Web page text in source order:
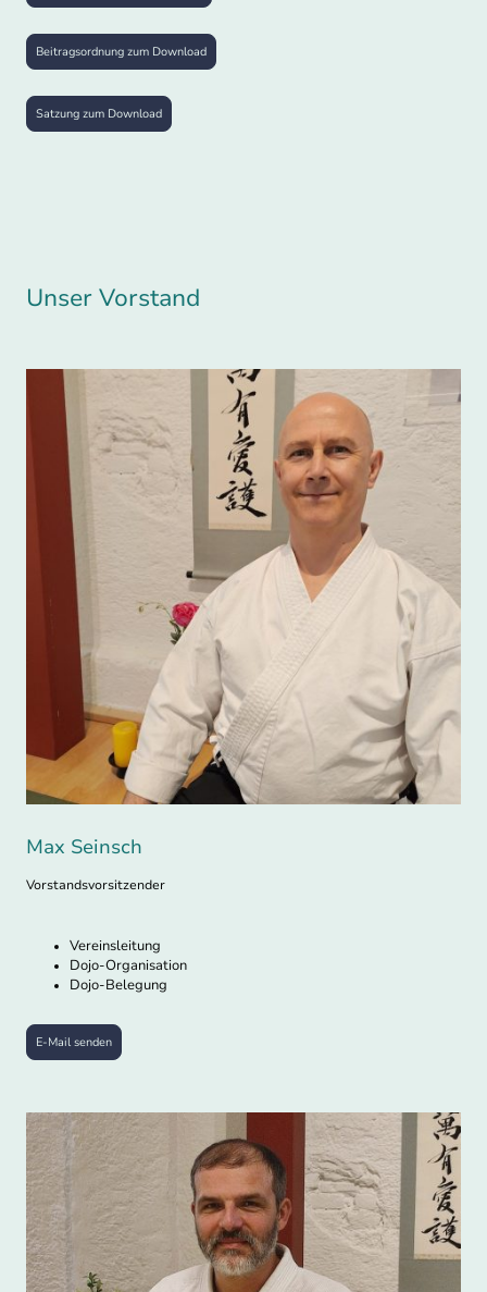
Beitragsordnung zum Download
Satzung zum Download
Unser Vorstand
Max Seinsch
Vorstandsvorsitzender
Vereinsleitung
Dojo-Organisation
Dojo-Belegung
E-Mail senden